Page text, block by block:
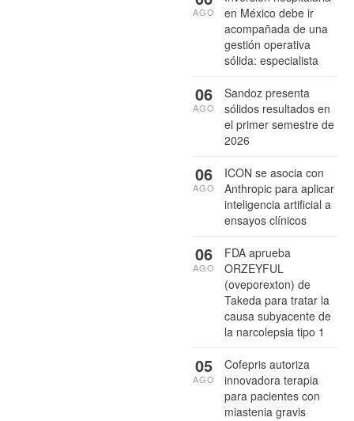
en México debe ir
acompañada de una
gestión operativa
sólida: especialista
AGO
Sandoz presenta
sólidos resultados en
el primer semestre de
2026
06
AGO
ICON se asocia con
Anthropic para aplicar
inteligencia artificial a
ensayos clínicos
06
AGO
FDA aprueba
ORZEYFUL
(oveporexton) de
Takeda para tratar la
causa subyacente de
la narcolepsia tipo 1
06
AGO
Cofepris autoriza
innovadora terapia
para pacientes con
miastenia gravis
05
AGO